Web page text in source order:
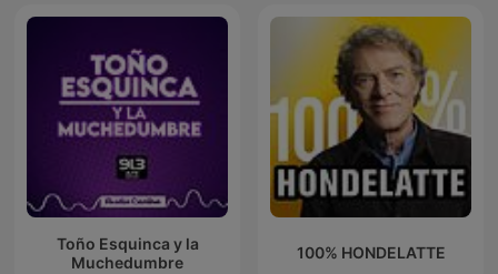
Toño Esquinca y la
Muchedumbre
100% HONDELATTE